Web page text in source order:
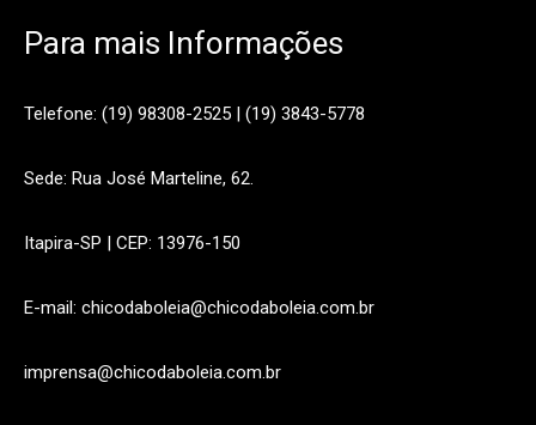
Para mais Informações
Telefone: (19) 98308-2525 | (19) 3843-5778
Sede: Rua José Marteline, 62.
Itapira-SP | CEP: 13976-150
E-mail: chicodaboleia@chicodaboleia.com.br
imprensa@chicodaboleia.com.br